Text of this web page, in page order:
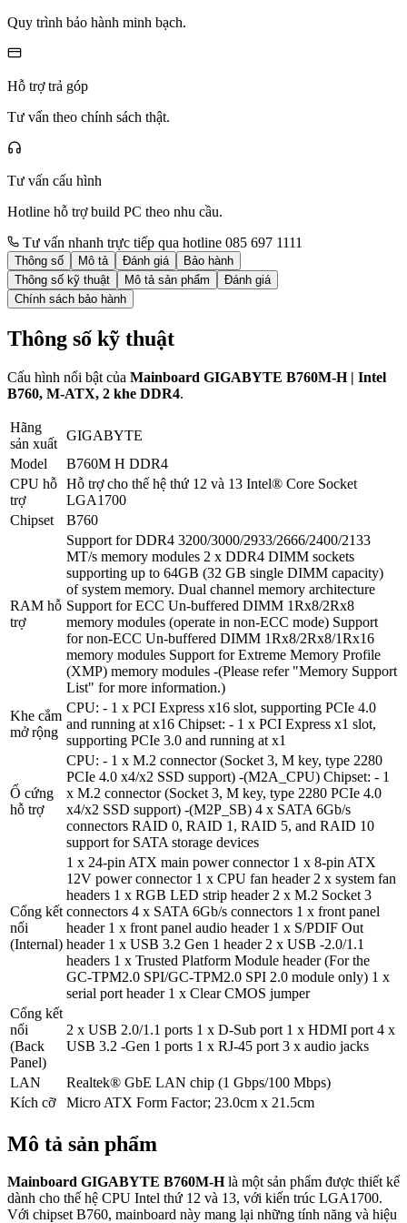
Quy trình bảo hành minh bạch.
Hỗ trợ trả góp
Tư vấn theo chính sách thật.
Tư vấn cấu hình
Hotline hỗ trợ build PC theo nhu cầu.
Tư vấn nhanh trực tiếp qua hotline 085 697 1111
Thông số Mô tả Đánh giá
Bảo hành
Thông số kỹ thuật
Mô tả sản phẩm
Đánh giá
Chính sách bảo hành
Thông số kỹ thuật
Cấu hình nổi bật của Mainboard GIGABYTE B760M-H | Intel
B760, M-ATX, 2 khe DDR4.
Hãng
sản xuất
GIGABYTE
Model
B760M H DDR4
CPU hỗ
trợ
Hỗ trợ cho thế hệ thứ 12 và 13 Intel® Core Socket
LGA1700
Chipset
B760
RAM hỗ
trợ
Support for DDR4 3200/3000/2933/2666/2400/2133
MT/s memory modules 2 x DDR4 DIMM sockets
supporting up to 64GB (32 GB single DIMM capacity)
of system memory. Dual channel memory architecture
Support for ECC Un-buffered DIMM 1Rx8/2Rx8
memory modules (operate in non-ECC mode) Support
for non-ECC Un-buffered DIMM 1Rx8/2Rx8/1Rx16
memory modules Support for Extreme Memory Profile
(XMP) memory modules -(Please refer "Memory Support
List" for more information.)
Khe cắm
mở rộng
CPU: - 1 x PCI Express x16 slot, supporting PCIe 4.0
and running at x16 Chipset: - 1 x PCI Express x1 slot,
supporting PCIe 3.0 and running at x1
Ổ cứng
hỗ trợ
CPU: - 1 x M.2 connector (Socket 3, M key, type 2280
PCIe 4.0 x4/x2 SSD support) -(M2A_CPU) Chipset: - 1
x M.2 connector (Socket 3, M key, type 2280 PCIe 4.0
x4/x2 SSD support) -(M2P_SB) 4 x SATA 6Gb/s
connectors RAID 0, RAID 1, RAID 5, and RAID 10
support for SATA storage devices
Cổng kết
nối
(Internal)
1 x 24-pin ATX main power connector 1 x 8-pin ATX
12V power connector 1 x CPU fan header 2 x system fan
headers 1 x RGB LED strip header 2 x M.2 Socket 3
connectors 4 x SATA 6Gb/s connectors 1 x front panel
header 1 x front panel audio header 1 x S/PDIF Out
header 1 x USB 3.2 Gen 1 header 2 x USB -2.0/1.1
headers 1 x Trusted Platform Module header (For the
GC-TPM2.0 SPI/GC-TPM2.0 SPI 2.0 module only) 1 x
serial port header 1 x Clear CMOS jumper
Cổng kết
nối
(Back
Panel)
2 x USB 2.0/1.1 ports 1 x D-Sub port 1 x HDMI port 4 x
USB 3.2 -Gen 1 ports 1 x RJ-45 port 3 x audio jacks
LAN
Realtek® GbE LAN chip (1 Gbps/100 Mbps)
Kích cỡ
Micro ATX Form Factor; 23.0cm x 21.5cm
Mô tả sản phẩm
Mainboard GIGABYTE B760M-Hlà một sản phẩm được thiết kế
dành cho thế hệ CPU Intel thứ 12 và 13, với kiến trúc LGA1700.
Với chipset B760, mainboard này mang lại những tính năng và hiệu